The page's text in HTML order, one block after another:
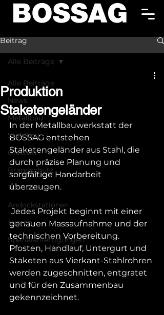
Beitrag
Alle Beiträge
News
Metallbau
Stahlbau
Glasbau
Brandschutz
Tunnelbau
Andockstationen
Tueren
Spezialanfertigungen
Alle Beiträge
Produktion
Staketengeländer
In der Metallbauwerkstatt der
BOSSAG entstehen
Staketengeländer aus Stahl, die
durch präzise Planung und
sorgfältige Handarbeit
überzeugen.
genauen Massaufnahme und der
technischen Vorbereitung.
Pfosten, Handlauf, Untergurt und
Staketen aus Vierkant-Stahlrohren
werden zugeschnitten, entgratet
und für den Zusammenbau
gekennzeichnet.